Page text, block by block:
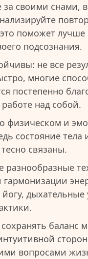
своими снами,
поможет лучше
подсознания.
не все
многие
постепенно
над собой.
физическом и
состояние тела
связаны.
разнообразные
дыхательные
баланс
вопросами